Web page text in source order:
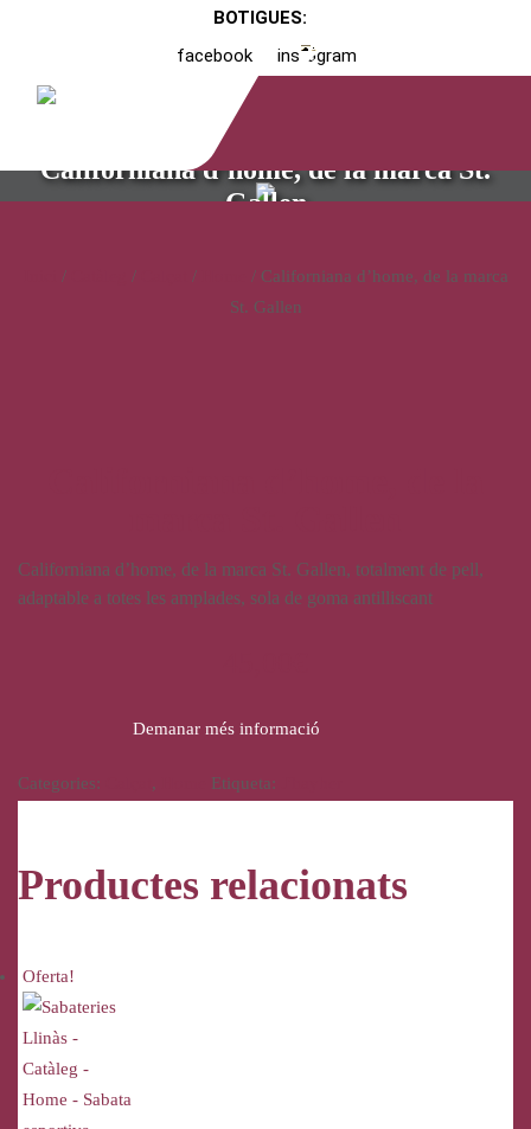
BOTIGUES:
facebook
instagram
Californiana d’home, de la marca St.
Gallen
/ / /
/ Californiana d’home, de la marca
St. Gallen
Californiana d’home, de la marca St. Gallen, totalment de pell,
adaptable a totes les amplades, sola de goma antilliscant
Demanar més informació
Categories: , Etiqueta:
Productes relacionats
Oferta!